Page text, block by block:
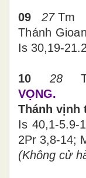
09 27
Thánh
Is 30,19-
10 28
VỌNG.
Thánh vịnh
Is 40,1-5.9-
2Pr 3,8-14;
(Không cử